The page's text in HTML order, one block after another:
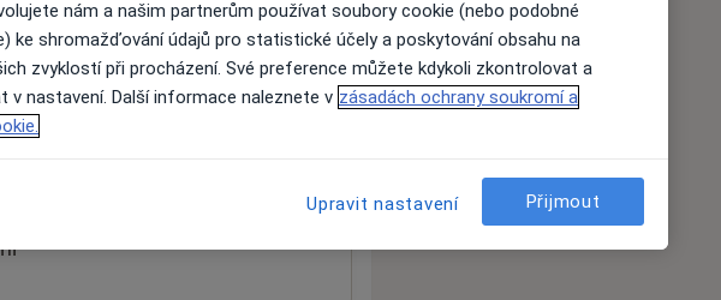
nám a našim partnerům používat soubory cookie (nebo podobné
ke shromažďování údajů pro statistické účely a poskytování obsahu na
zvyklostí při procházení. Své preference můžete kdykoli zkontrolovat a
v nastavení. Další informace naleznete v zásadách ochrany soukromí a
Upravit nastavení Přijmout